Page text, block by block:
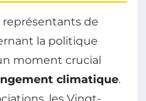
représentants de
la politique
moment crucial
climatique.